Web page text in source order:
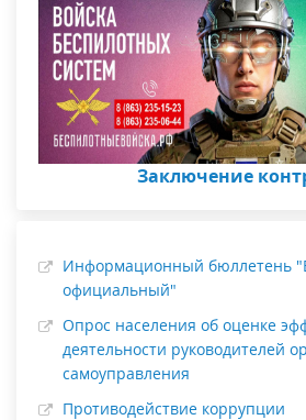
Заключение
Информационный бюллетень
официальный"
Опрос населения об оценке
деятельности руководителей
самоуправления
Противодействие коррупции